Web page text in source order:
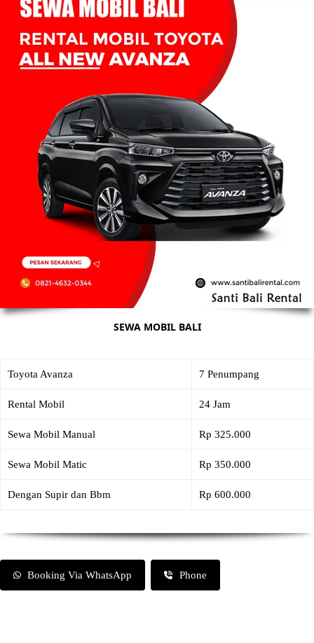
SEWA MOBIL BALI
Toyota Avanza 7 Penumpang
Rental Mobil 24 Jam
Sewa Mobil Manual Rp 325.000
Sewa Mobil Matic Rp 350.000
Dengan Supir dan Bbm Rp 600.000
Booking Via WhatsApp Phone